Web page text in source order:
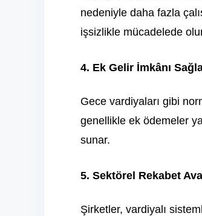
nedeniyle daha fazla
işsizlikle mücadelede
4. Ek Gelir İmkânı
Gece vardiyaları gibi
genellikle ek ödemeler
sunar.
5. Sektörel Rekabet
Şirketler, vardiyalı